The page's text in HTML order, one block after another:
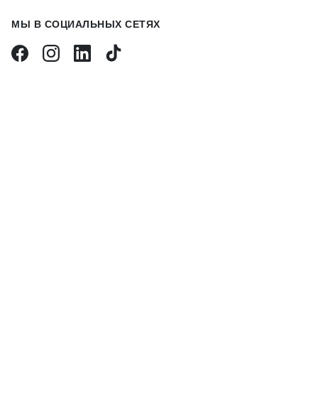
МЫ В СОЦИАЛЬНЫХ СЕТЯХ